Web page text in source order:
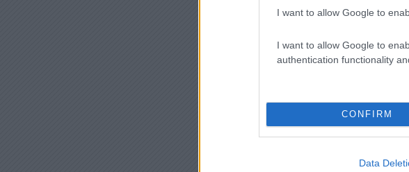
I want to allow Google to
I want to allow Google to
authentication functionality
CONFIRM
Data